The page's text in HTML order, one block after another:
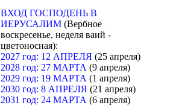
ВХОД ГОСПОДЕНЬ В
ИЕРУСАЛИМ (Вербное
воскресенье, неделя ваий -
цветоносная):
2027 год: 12 АПРЕЛЯ (25 апреля)
2028 год: 27 МАРТА (9 апреля)
2029 год: 19 МАРТА (1 апреля)
2030 год: 8 АПРЕЛЯ (21 апреля)
2031 год: 24 МАРТА (6 апреля)